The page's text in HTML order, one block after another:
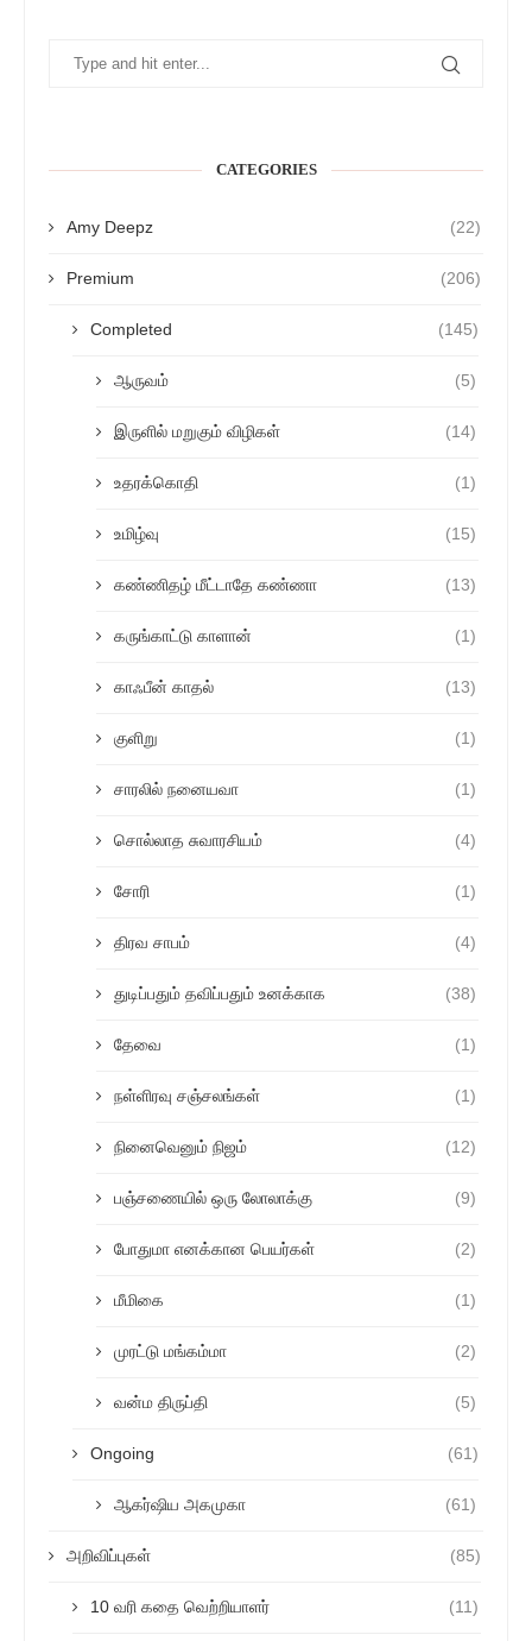
CATEGORIES
Amy Deepz (22)
Premium (206)
Completed (145)
ஆருவம் (5)
இருளில் மறுகும் விழிகள் (14)
உதரக்கொதி (1)
உமிழ்வு (15)
கண்ணிதழ் மீட்டாதே கண்ணா (13)
கருங்காட்டு காளான் (1)
காஃபீன் காதல் (13)
குளிறு (1)
சாரலில் நனையவா (1)
சொல்லாத சுவாரசியம் (4)
சோரி (1)
திரவ சாபம் (4)
துடிப்பதும் தவிப்பதும் உனக்காக (38)
தேவை (1)
நள்ளிரவு சஞ்சலங்கள் (1)
நினைவெனும் நிஜம் (12)
பஞ்சணையில் ஒரு லோலாக்கு (9)
போதுமா எனக்கான பெயர்கள் (2)
மீமிகை (1)
முரட்டு மங்கம்மா (2)
வன்ம திருப்தி (5)
Ongoing (61)
ஆகர்ஷிய அகமுகா (61)
அறிவிப்புகள் (85)
10 வரி கதை வெற்றியாளர் (11)